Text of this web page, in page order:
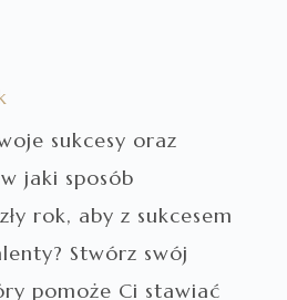
sukcesy oraz
jaki sposób
rok, aby z sukcesem
Stwórz swój
pomoże Ci stawiać